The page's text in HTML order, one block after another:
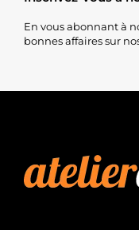
En vous abonnant à
bonnes affaires sur